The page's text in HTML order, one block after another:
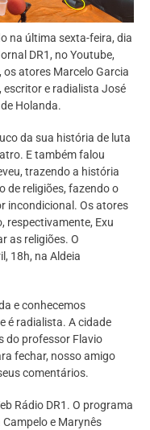
na última sexta-feira, dia
DR1, no Youtube,
os atores Marcelo Garcia
escritor e radialista José
Holanda.
da sua história de luta
E também falou
trazendo a história
de religiões, fazendo o
incondicional. Os atores
respectivamente, Exu
as religiões. O
18h, na Aldeia
e conhecemos
é radialista. A cidade
do professor Flavio
fechar, nosso amigo
comentários.
Rádio DR1. O programa
e Marynês